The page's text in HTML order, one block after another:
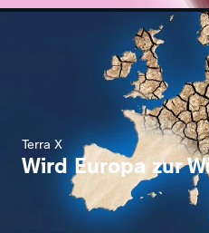
Terra X
Wird Europa zur